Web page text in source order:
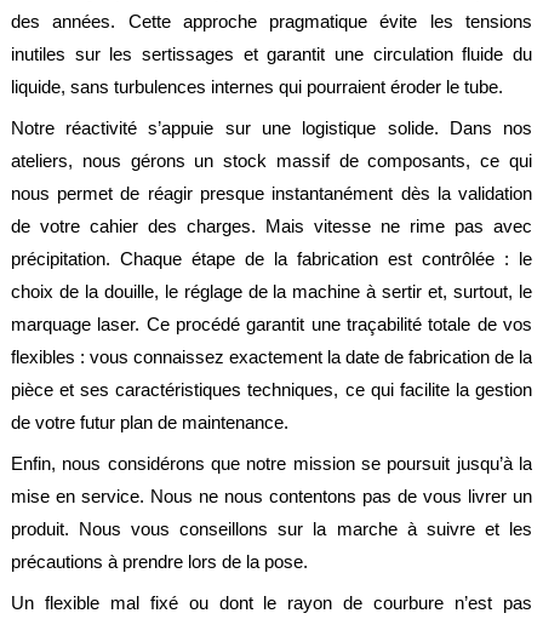
des années. Cette approche pragmatique évite les tensions
inutiles sur les sertissages et garantit une circulation fluide du
liquide, sans turbulences internes qui pourraient éroder le tube.
Notre réactivité s’appuie sur une logistique solide. Dans nos
ateliers, nous gérons un stock massif de composants, ce qui
nous permet de réagir presque instantanément dès la validation
de votre cahier des charges. Mais vitesse ne rime pas avec
précipitation. Chaque étape de la fabrication est contrôlée : le
choix de la douille, le réglage de la machine à sertir et, surtout, le
marquage laser. Ce procédé garantit une traçabilité totale de vos
flexibles : vous connaissez exactement la date de fabrication de la
pièce et ses caractéristiques techniques, ce qui facilite la gestion
de votre futur plan de maintenance.
Enfin, nous considérons que notre mission se poursuit jusqu’à la
mise en service. Nous ne nous contentons pas de vous livrer un
produit. Nous vous conseillons sur la marche à suivre et les
précautions à prendre lors de la pose.
Un flexible mal fixé ou dont le rayon de courbure n’est pas